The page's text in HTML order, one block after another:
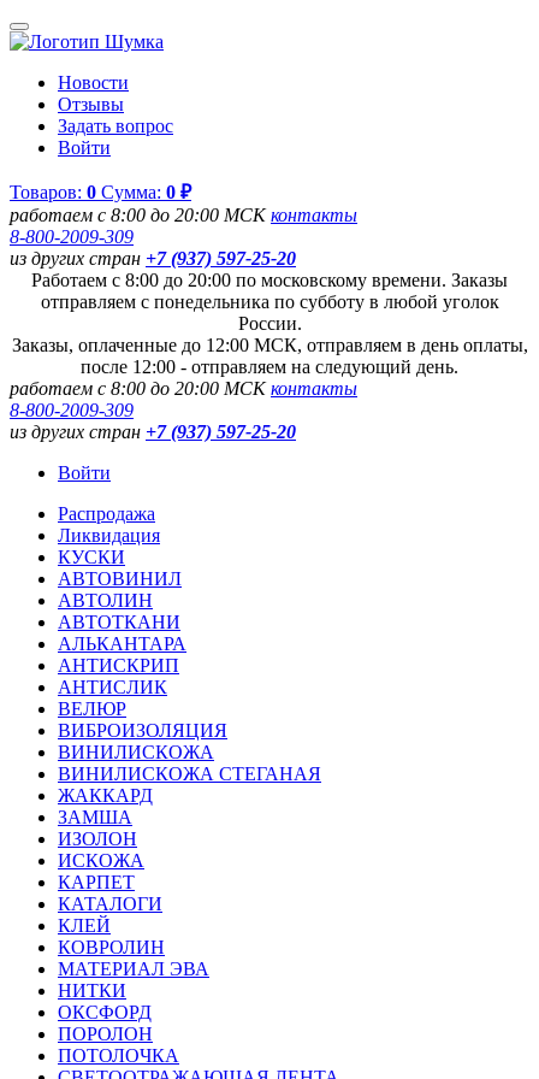
Новости
Отзывы
Задать вопрос
Войти
Товаров: 0 Сумма: 0 ₽
работаем с 8:00 до 20:00 МСКконтакты
8-800-2009-309
из других стран +7 (937) 597-25-20
Работаем с 8:00 до 20:00 по московскому времени. Заказы
отправляем с понедельника по субботу в любой уголок
России.
Заказы, оплаченные до 12:00 МСК, отправляем в день оплаты,
после 12:00 - отправляем на следующий день.
работаем с 8:00 до 20:00 МСКконтакты
8-800-2009-309
из других стран +7 (937) 597-25-20
Войти
Распродажа
Ликвидация
КУСКИ
АВТОВИНИЛ
АВТОЛИН
АВТОТКАНИ
АЛЬКАНТАРА
АНТИСКРИП
АНТИСЛИК
ВЕЛЮР
ВИБРОИЗОЛЯЦИЯ
ВИНИЛИСКОЖА
ВИНИЛИСКОЖА СТЕГАНАЯ
ЖАККАРД
ЗАМША
ИЗОЛОН
ИСКОЖА
КАРПЕТ
КАТАЛОГИ
КЛЕЙ
КОВРОЛИН
МАТЕРИАЛ ЭВА
НИТКИ
ОКСФОРД
ПОРОЛОН
ПОТОЛОЧКА